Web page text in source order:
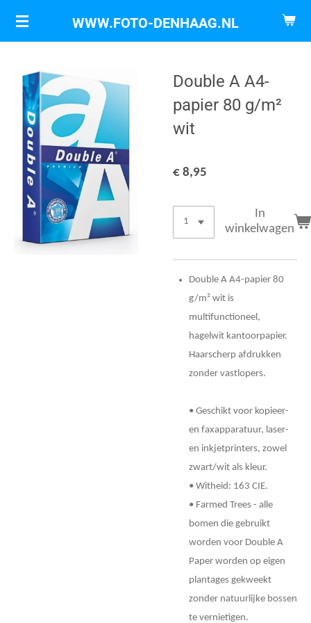
Ga
hoofdinhoud
WWW.FOTO-DENHAAG.NL
Double A A4-
papier 80 g/m²
wit
€ 8,95
In
winkelwagen
Double A A4-papier 80
g/m² wit is
multifunctioneel,
hagelwit kantoorpapier.
Haarscherp afdrukken
zonder vastlopers.
• Geschikt voor kopieer-
en faxapparatuur, laser-
en inkjetprinters, zowel
zwart/wit als kleur.
• Witheid: 163 CIE.
• Farmed Trees - alle
bomen die gebruikt
worden voor Double A
Paper worden op eigen
plantages gekweekt
zonder natuurlijke bossen
te vernietigen.